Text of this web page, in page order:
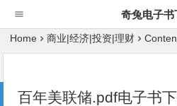
奇兔电子书
Home 商业|经济|投资|理财
百年美联储.pdf电子书